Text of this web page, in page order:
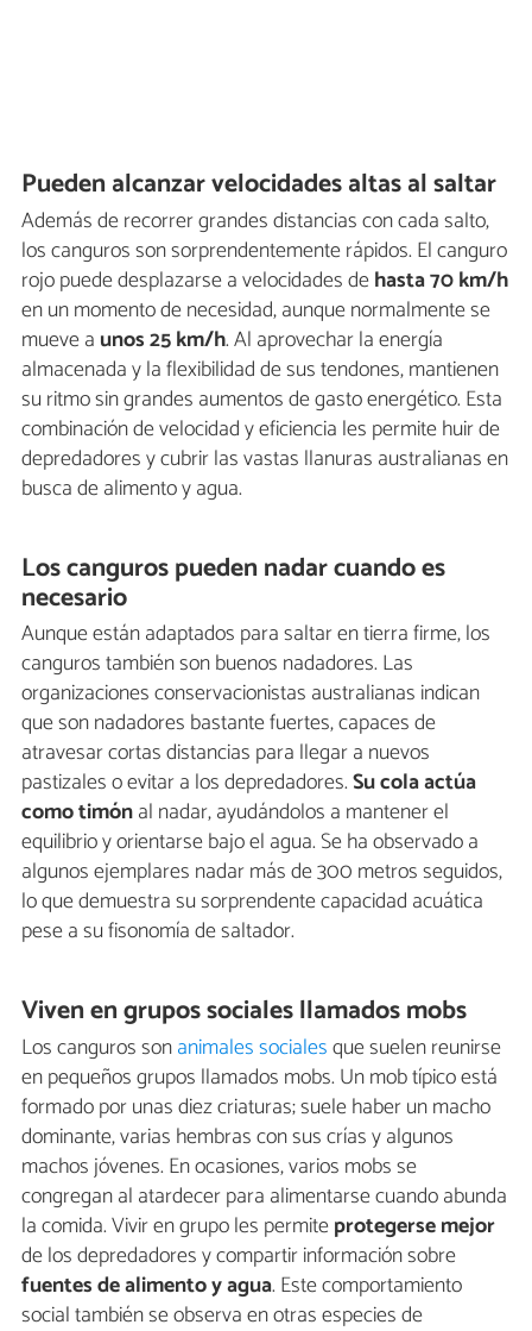
Pueden alcanzar velocidades altas al saltar
Además de recorrer grandes distancias con cada salto,
los canguros son sorprendentemente rápidos. El canguro
rojo puede desplazarse a velocidades dehasta 70 km/h
en un momento de necesidad, aunque normalmente se
mueve a unos 25 km/h. Al aprovechar la energía
almacenada y la flexibilidad de sus tendones, mantienen
su ritmo sin grandes aumentos de gasto energético. Esta
combinación de velocidad y eficiencia les permite huir de
depredadores y cubrir las vastas llanuras australianas en
busca de alimento y agua.
Los canguros pueden nadar cuando es
necesario
Aunque están adaptados para saltar en tierra firme, los
canguros también son buenos nadadores. Las
organizaciones conservacionistas australianas indican
que son nadadores bastante fuertes, capaces de
atravesar cortas distancias para llegar a nuevos
pastizales o evitar a los depredadores.Su cola actúa
como timónal nadar, ayudándolos a mantener el
equilibrio y orientarse bajo el agua. Se ha observado a
algunos ejemplares nadar más de 300 metros seguidos,
lo que demuestra su sorprendente capacidad acuática
pese a su fisonomía de saltador.
Viven en grupos sociales llamados mobs
Los canguros sonanimales socialesque suelen reunirse
en pequeños grupos llamados mobs. Un mob típico está
formado por unas diez criaturas; suele haber un macho
dominante, varias hembras con sus crías y algunos
machos jóvenes. En ocasiones, varios mobs se
congregan al atardecer para alimentarse cuando abunda
la comida. Vivir en grupo les permiteprotegerse mejor
de los depredadores y compartir información sobre
fuentes de alimento y agua. Este comportamiento
social también se observa en otras especies de